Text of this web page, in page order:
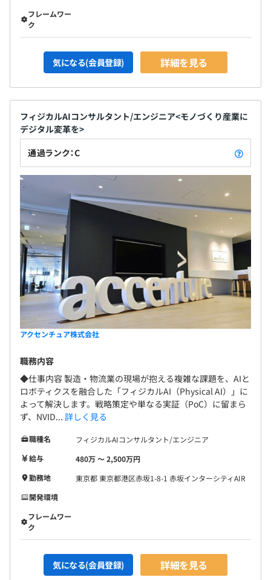
フレームワー
ク
気になる(会員登録) 詳細を見る
フィジカルAIコンサルタント/エンジニア<モノづくり産業に
デジタル変革を>
通過ランク：C
アクセンチュア株式会社
職務内容
◆仕事内容 製造・物流業の現場が抱える複雑な課題を、AIと
ロボティクスを融合した「フィジカルAI（Physical AI）」に
よって解決します。戦略策定や単なる実証（PoC）に留まら
ず、NVID... 詳しく見る
職種名
フィジカルAIコンサルタント/エンジニア
給与
480万 〜 2,500万円
勤務地
東京都 東京都港区赤坂1-8-1 赤坂インターシティAIR
開発環境
フレームワー
ク
気になる(会員登録) 詳細を見る